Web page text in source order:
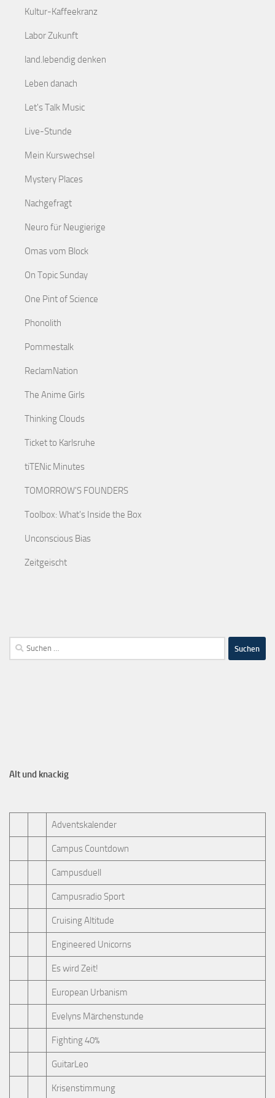
Kultur-Kaffeekranz
Labor Zukunft
land.lebendig denken
Leben danach
Let's Talk Music
Live-Stunde
Mein Kurswechsel
Mystery Places
Nachgefragt
Neuro für Neugierige
Omas vom Block
On Topic Sunday
One Pint of Science
Phonolith
Pommestalk
ReclamNation
The Anime Girls
Thinking Clouds
Ticket to Karlsruhe
tiTENic Minutes
TOMORROW'S FOUNDERS
Toolbox: What's Inside the Box
Unconscious Bias
Zeitgeischt
Alt und knackig
Adventskalender
Campus Countdown
Campusduell
Campusradio Sport
Cruising Altitude
Engineered Unicorns
Es wird Zeit!
European Urbanism
Evelyns Märchenstunde
Fighting 40%
GuitarLeo
Krisenstimmung